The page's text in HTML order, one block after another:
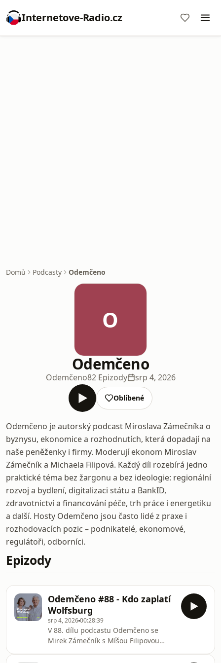
Internetove-Radio.cz
Domů Podcasty Odemčeno
O
Odemčeno
Odemčeno82 Epizody srp 4, 2026
Oblíbené
Odemčeno je autorský podcast Miroslava Zámečníka o
byznysu, ekonomice a rozhodnutích, která dopadají na
naše peněženky i firmy. Moderují ekonom Miroslav
Zámečník a Michaela Filipová. Každý díl rozebírá jedno
praktické téma bez žargonu a bez ideologie: regionální
rozvoj a bydlení, digitalizaci státu a BankID,
zdravotnictví a financování péče, trh práce i energetiku
a další. Hosty Odemčeno jsou často lidé z praxe i
rozhodovacích pozic – podnikatelé, ekonomové,
regulátoři, odborníci.
Epizody
Odemčeno #88 - Kdo zaplatí
Wolfsburg
srp 4, 202600:28:39
V 88. dílu podcastu Odemčeno se
Mirek Zámečník s Míšou Filipovou